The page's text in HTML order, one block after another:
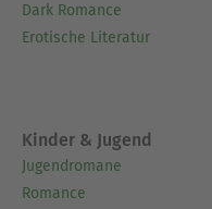
Dark Romance
Erotische Literatur
Kinder & Jugend
Jugendromane
Romance